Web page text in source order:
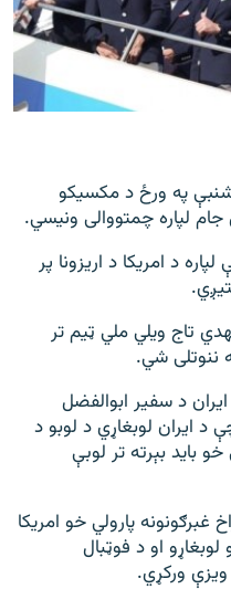
په ورځ د مکسیکو
لپاره چمتووالی ونیسي.
د امریکا د اریزونا پر
تاج ویلي ملي ټیم تر
ننوتلی شي.
د سفیر ابوالفضل
د ایران لوبغاړي د لوبو د
باید بېرته تر لوبې
غبرګونونه پارولي خو امریکا
او د فوټبال
ورکړي.